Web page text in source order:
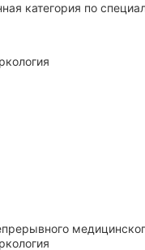
м
н
категория по